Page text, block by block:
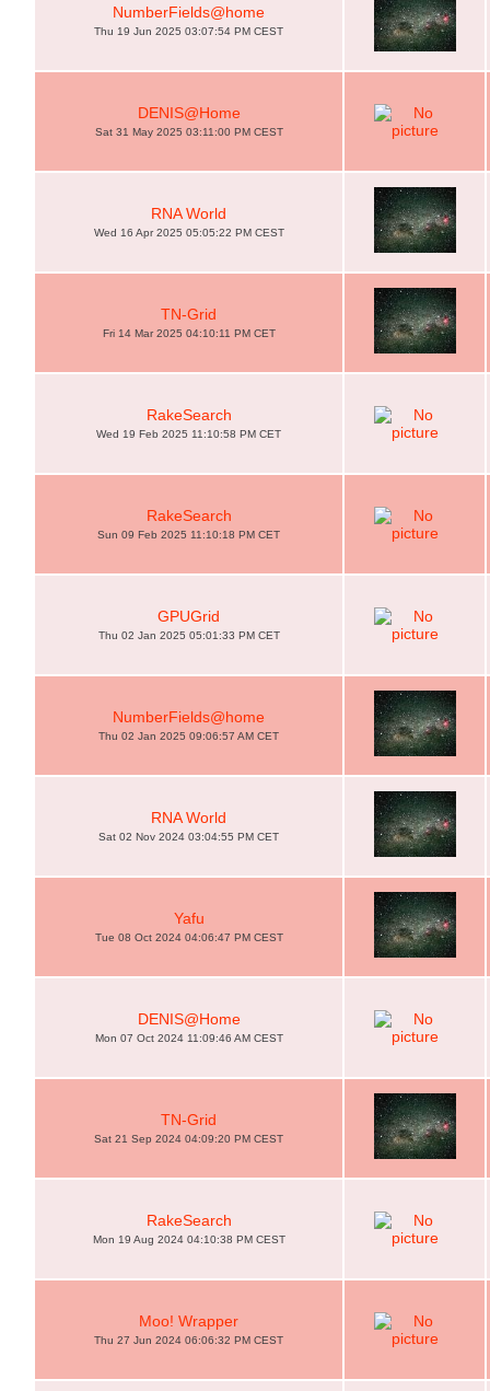
NumberFields@home
Thu 19 Jun 2025 03:07:54 PM CEST
DENIS@Home
Sat 31 May 2025 03:11:00 PM CEST
RNA World
Wed 16 Apr 2025 05:05:22 PM CEST
TN-Grid
Fri 14 Mar 2025 04:10:11 PM CET
RakeSearch
Wed 19 Feb 2025 11:10:58 PM CET
RakeSearch
Sun 09 Feb 2025 11:10:18 PM CET
GPUGrid
Thu 02 Jan 2025 05:01:33 PM CET
NumberFields@home
Thu 02 Jan 2025 09:06:57 AM CET
RNA World
Sat 02 Nov 2024 03:04:55 PM CET
Yafu
Tue 08 Oct 2024 04:06:47 PM CEST
DENIS@Home
Mon 07 Oct 2024 11:09:46 AM CEST
TN-Grid
Sat 21 Sep 2024 04:09:20 PM CEST
RakeSearch
Mon 19 Aug 2024 04:10:38 PM CEST
Moo! Wrapper
Thu 27 Jun 2024 06:06:32 PM CEST